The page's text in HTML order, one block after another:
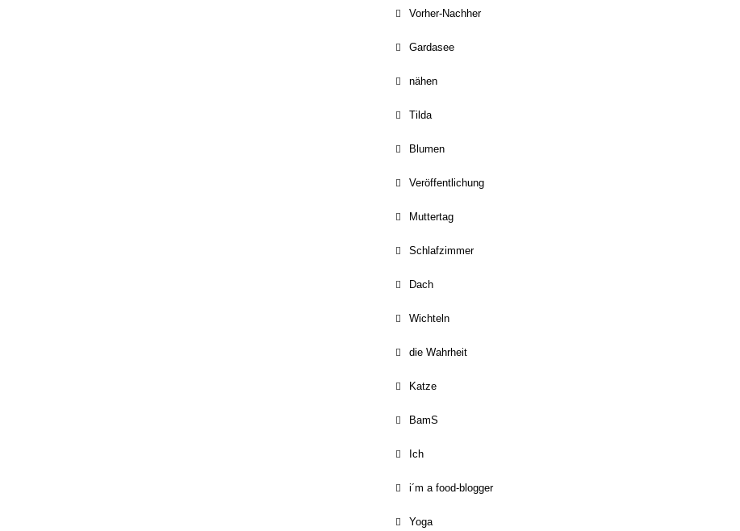
Vorher-Nachher
Gardasee
nähen
Tilda
Blumen
Veröffentlichung
Muttertag
Schlafzimmer
Dach
Wichteln
die Wahrheit
Katze
BamS
Ich
i´m a food-blogger
Yoga